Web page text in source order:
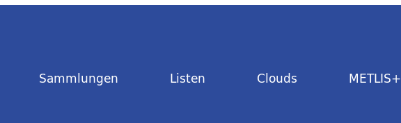
Sammlungen Listen Clouds METLIS+